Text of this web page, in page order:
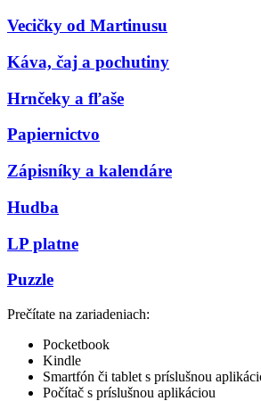
Vecičky od Martinusu
Káva, čaj a pochutiny
Hrnčeky a fľaše
Papiernictvo
Zápisníky a kalendáre
Hudba
LP platne
Puzzle
Prečítate na zariadeniach:
Pocketbook
Kindle
Smartfón či tablet s príslušnou
Počítač s príslušnou aplikáciou